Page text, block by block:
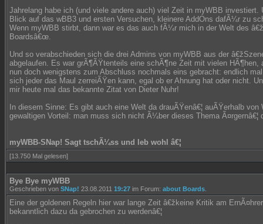
Jahrelang habe ich (und viele andere auch) viel Zeit in myWBB investiert.
Blick auf das wBB3 und ersten Versuchen, kleinere AddOns dafÃ¼r zu
Wenn myWBB stirbt, dann war es das auch fÃ¼r mich in der Welt des
Boardsâ€œ.
Und so verabschieden sich die drei Admins von myWBB aus der
abgelaufen. Es war grÃ¶ÃŸtenteils eine schÃ¶ne Zeit mit vielen
nun doch wenigstens zum Abschluss nochmals eins gebracht: endlich
sich jeder das Maul zerreiÃŸen kann, egal ob er Ahnung hat oder nicht.
mir heute mal das bekannte Zitat von Dieter Nuhr!
In diesem Sinne: Es gibt auch eine Welt da drauÃŸenâ€¦ auÃŸerhalb
gewaltigen Vorteil: man muss sich nicht Ã¼ber dieses Thema Ã¤rgernâ€¦
myWBB-SNap! Sagt tschÃ¼ss und leb wohl â€¦
[13.750 Mal gelesen]
Bye Bye myWBB
Geschrieben von SNap! 23.08.2011 19:27 im Forum: about Boards
Eine der goldenen Regeln hier war lange Zeit â€žkeine Kritik am
bekanntlich dazu da gebrochen zu werdenâ€¦